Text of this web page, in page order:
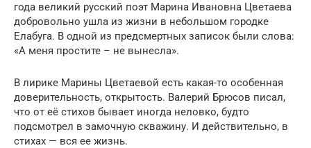
года великий русский поэт Марина Ивановна Цветаева
добровольно ушла из жизни в небольшом городке
Елабуга. В одной из предсмертных записок были слова:
«А меня простите – не вынесла».
В лирике Марины Цветаевой есть какая-то особенная
доверительность, открытость. Валерий Брюсов писал,
что от её стихов бывает иногда неловко, будто
подсмотрел в замочную скважину. И действительно, в
стихах — вся ее жизнь.